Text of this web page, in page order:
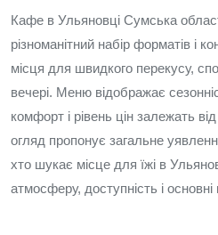
Кафе в Ульяновці Сумська
різноманітний набір форматів і
місця для швидкого перекусу,
вечері. Меню відображає
комфорт і рівень цін залежать
огляд пропонує загальне
хто шукає місце для їжі в
атмосферу, доступність і основні